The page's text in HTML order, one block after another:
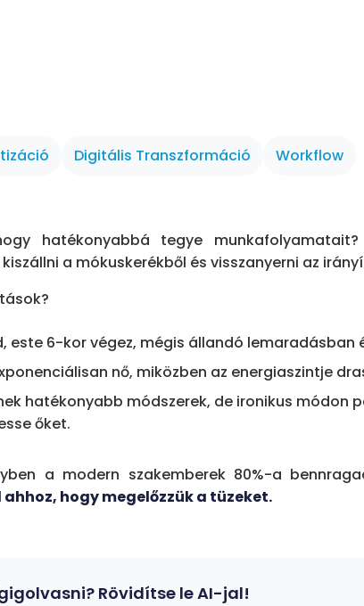
Digitális Transzformáció Workflow
hatékonyabbá tegye
a mókuskerékből és visszanyerni az
este 6-kor végez, mégis állandó lemaradásban
nő, miközben az energiaszintje
hatékonyabb módszerek, de ironikus módon
őket.
a modern szakemberek 80%-a
hogy megelőzzük a tüzeket.
Rövidítse le AI-jal!